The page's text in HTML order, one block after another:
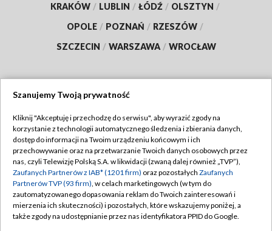
KRAKÓW / LUBLIN / ŁÓDŹ / OLSZTYN /
OPOLE / POZNAŃ / RZESZÓW /
SZCZECIN / WARSZAWA / WROCŁAW
TVP
Abonament TVP
Emisja w TVP
Centrum informacji TVP
Naziemna Telewizja Cyfrowa
Regulamin TVP
Polityka prywatności
Moje zgody
Pomoc
Szanujemy Twoją prywatność
Kliknij "Akceptuję i przechodzę do serwisu", aby wyrazić zgody na
korzystanie z technologii automatycznego śledzenia i zbierania danych,
dostęp do informacji na Twoim urządzeniu końcowym i ich
przechowywanie oraz na przetwarzanie Twoich danych osobowych przez
nas, czyli Telewizję Polską S.A. w likwidacji (zwaną dalej również „TVP”),
Zaufanych Partnerów z IAB* (1201 firm) oraz pozostałych Zaufanych
Partnerów TVP (93 firm), w celach marketingowych (w tym do
zautomatyzowanego dopasowania reklam do Twoich zainteresowań i
mierzenia ich skuteczności) i pozostałych, które wskazujemy poniżej, a
także zgody na udostępnianie przez nas identyfikatora PPID do Google.